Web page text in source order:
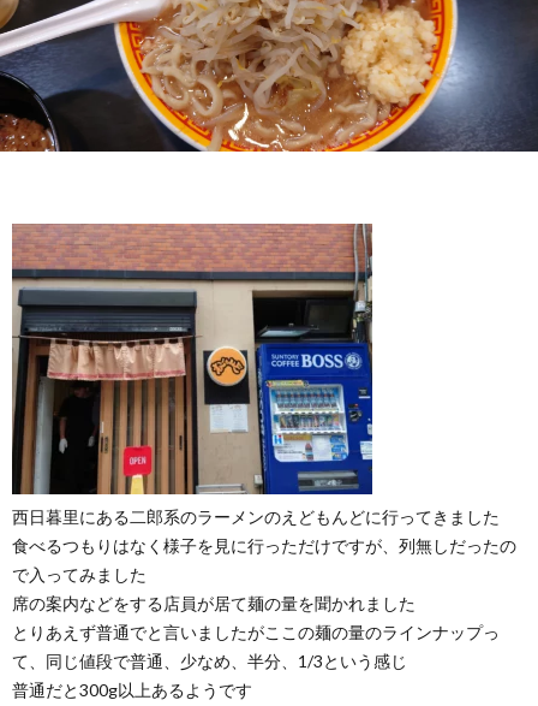
西日暮里にある二郎系のラーメンのえどもんどに行ってきました
食べるつもりはなく様子を見に行っただけですが、列無しだったの
で入ってみました
席の案内などをする店員が居て麺の量を聞かれました
とりあえず普通でと言いましたがここの麺の量のラインナップっ
て、同じ値段で普通、少なめ、半分、1/3という感じ
普通だと300g以上あるようです